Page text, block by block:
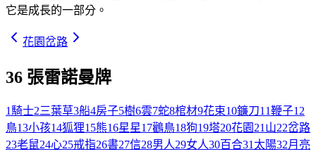
它是成長的一部分。
花園岔路
36 張雷諾曼牌
1騎士2三葉草3船4房子5樹6雲7蛇8棺材9花束10鐮刀11鞭子12
鳥13小孩14狐狸15熊16星星17鸛鳥18狗19塔20花園21山22岔路
23老鼠24心25戒指26書27信28男人29女人30百合31太陽32月亮